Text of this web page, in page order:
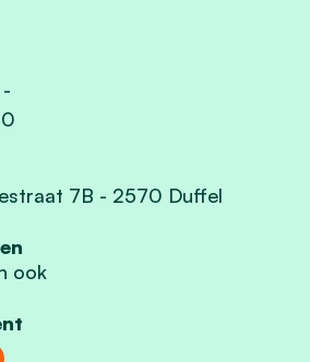
-
7B - 2570 Duffel
ook